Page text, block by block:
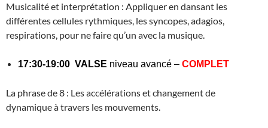
Musicalité et interprétation : Appliquer en dansant les
différentes cellules rythmiques, les syncopes, adagios,
respirations, pour ne faire qu’un avec la musique.
17:30-19:00 VALSE niveau avancé – COMPLET
La phrase de 8 : Les accélérations et changement de
dynamique à travers les mouvements.